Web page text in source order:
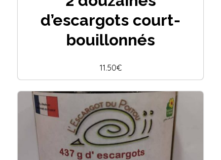
d’escargots court-
bouillonnés
11.50€